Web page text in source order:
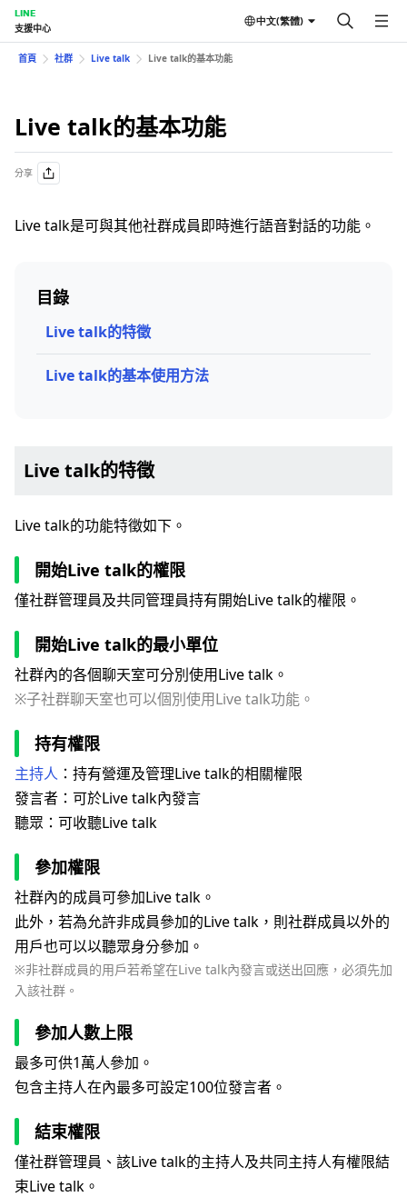
LINE
支援中心
中文(繁體)
首頁 社群 Live talk Live talk的基本功能
Live talk的基本功能
分享
Live talk是可與其他社群成員即時進行語音對話的功能。
目錄
Live talk的特徵
Live talk的基本使用方法
Live talk的特徵
Live talk的功能特徵如下。
開始Live talk的權限
僅社群管理員及共同管理員持有開始Live talk的權限。
開始Live talk的最小單位
社群內的各個聊天室可分別使用Live talk。
※子社群聊天室也可以個別使用Live talk功能。
持有權限
主持人 ：持有營運及管理Live talk的相關權限
發言者：可於Live talk內發言
聽眾：可收聽Live talk
參加權限
社群內的成員可參加Live talk。
此外，若為允許非成員參加的Live talk，則社群成員以外的
用戶也可以以聽眾身分參加。
※非社群成員的用戶若希望在Live talk內發言或送出回應，必須先加
入該社群。
參加人數上限
最多可供1萬人參加。
包含主持人在內最多可設定100位發言者。
結束權限
僅社群管理員、該Live talk的主持人及共同主持人有權限結
束Live talk。